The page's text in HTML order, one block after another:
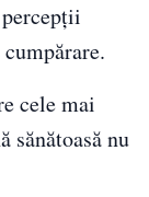
cele mai
sănătoasă nu